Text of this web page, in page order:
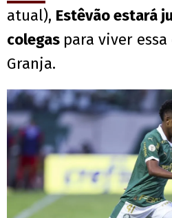
atual), Estêvão estará
colegas para viver
Granja.